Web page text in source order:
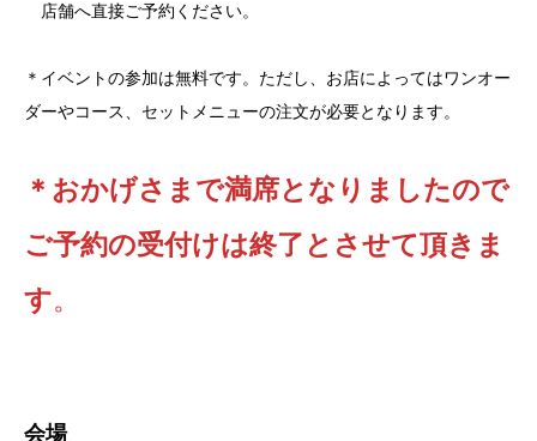
店舗へ直接ご予約ください。
＊イベントの参加は無料です。ただし、お店によってはワンオー
ダーやコース、セットメニューの注文が必要となります。
＊おかげさまで満席となりましたので
ご予約の受付けは終了とさせて頂きま
す。
会場